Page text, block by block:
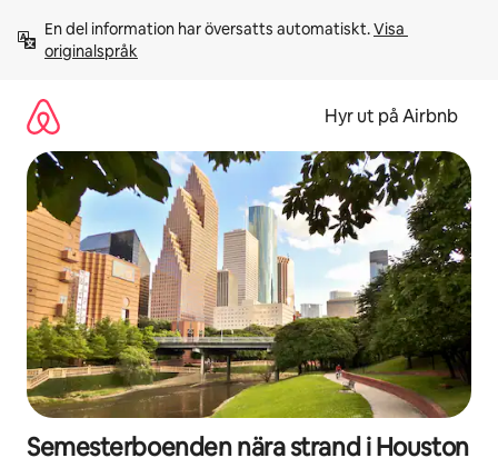
innehåll
En del information har översatts automatiskt. Visa
originalspråk
Hyr ut på Airbnb
Semesterboenden nära strand i Houston